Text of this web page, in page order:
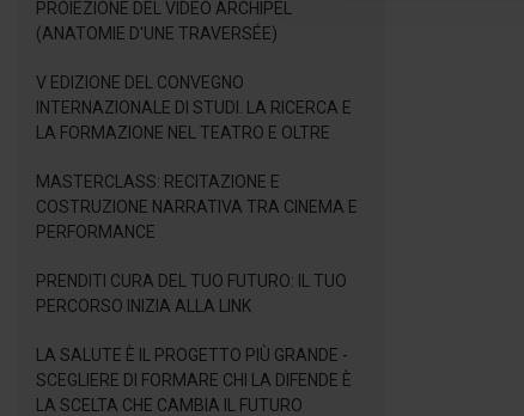
PROIEZIONE DEL VIDEO ARCHIPEL
(ANATOMIE D'UNE TRAVERSÉE)
V EDIZIONE DEL CONVEGNO
INTERNAZIONALE DI STUDI. LA RICERCA E
LA FORMAZIONE NEL TEATRO E OLTRE
MASTERCLASS: RECITAZIONE E
COSTRUZIONE NARRATIVA TRA CINEMA E
PERFORMANCE
PRENDITI CURA DEL TUO FUTURO: IL TUO
PERCORSO INIZIA ALLA LINK
LA SALUTE È IL PROGETTO PIÙ GRANDE -
SCEGLIERE DI FORMARE CHI LA DIFENDE È
LA SCELTA CHE CAMBIA IL FUTURO